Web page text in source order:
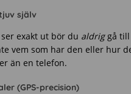
själv
exakt ut bör du aldriggå till
vem som har den eller hur
än en telefon.
(GPS-precision)